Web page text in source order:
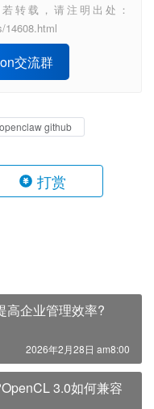
转载，请注明出处：
14608.html
交流群
github
打赏
高企业管理效率?
2026年2月28日 am8:00
3.0如何兼容